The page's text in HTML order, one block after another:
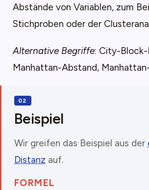
Abstände von Variablen, zum
Stichproben oder der
Alternative Begriffe: City-Block-
Manhattan-Abstand,
Beispiel
Wir greifen das Beispiel aus der
Distanz auf.
FORMEL